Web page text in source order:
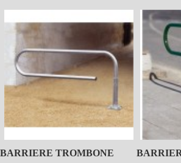
BARRIERE TROMBONE